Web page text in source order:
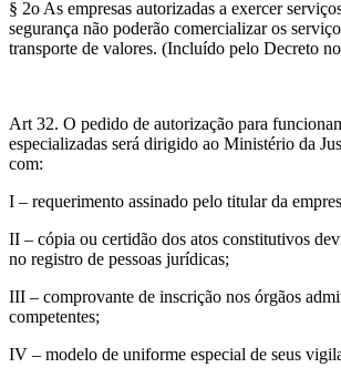
§ 2o As empresas autorizadas a exercer
segurança não poderão comercializar os
transporte de valores. (Incluído pelo Decreto
Art 32. O pedido de autorização para
especializadas será dirigido ao Ministério da
com:
I – requerimento assinado pelo titular da
II – cópia ou certidão dos atos constitutivos
no registro de pessoas jurídicas;
III – comprovante de inscrição nos órgãos
competentes;
IV – modelo de uniforme especial de seus